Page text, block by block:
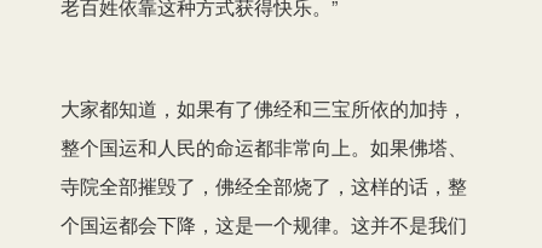
老百姓依靠这种方式获得快乐。”
大家都知道，如果有了佛经和三宝所依的加持，
整个国运和人民的命运都非常向上。如果佛塔、
寺院全部摧毁了，佛经全部烧了，这样的话，整
个国运都会下降，这是一个规律。这并不是我们